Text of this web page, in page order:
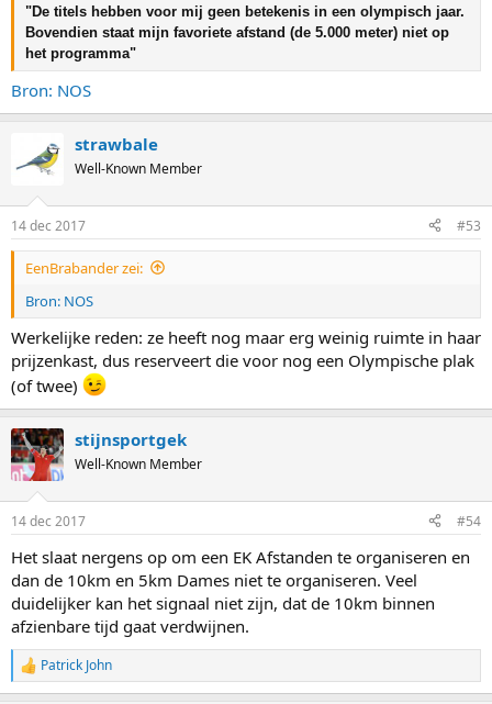
"De titels hebben voor mij geen betekenis in een olympisch jaar.
Bovendien staat mijn favoriete afstand (de 5.000 meter) niet op
het programma"
Bron: NOS
strawbale
Well-Known Member
14 dec 2017 #53
EenBrabander zei:
Bron: NOS
Werkelijke reden: ze heeft nog maar erg weinig ruimte in haar
prijzenkast, dus reserveert die voor nog een Olympische plak
(of twee)
stijnsportgek
Well-Known Member
14 dec 2017 #54
Het slaat nergens op om een EK Afstanden te organiseren en
dan de 10km en 5km Dames niet te organiseren. Veel
duidelijker kan het signaal niet zijn, dat de 10km binnen
afzienbare tijd gaat verdwijnen.
R
e
Patrick John